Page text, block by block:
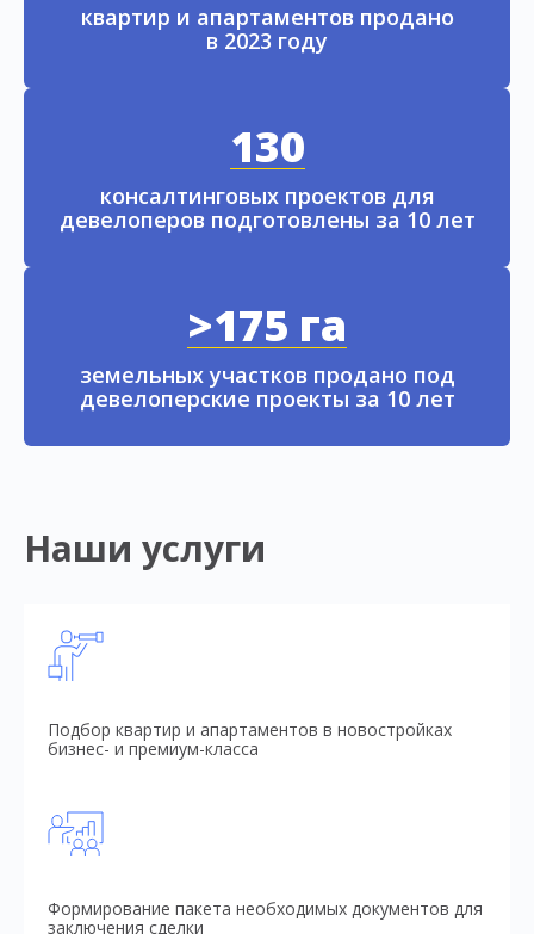
квартир и апартаментов продано
в 2023 году
130
консалтинговых проектов для
девелоперов подготовлены за 10 лет
>175 га
земельных участков продано под
девелоперские проекты за 10 лет
Наши услуги
Подбор квартир и апартаментов в новостройках
бизнес- и премиум-класса
Формирование пакета необходимых документов для
заключения сделки